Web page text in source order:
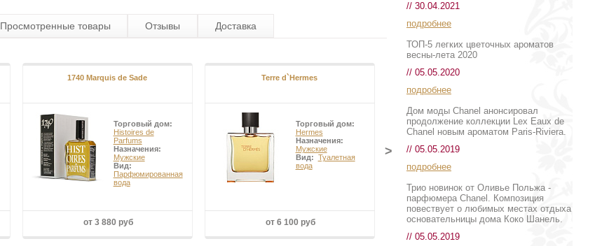
Просмотренные товары Отзывы Доставка
1740 Marquis de Sade
Торговый дом:
Histoires de
Parfums
Назначения:
Мужские
Вид:
Парфюмированная
вода
от 3 880 руб
Terre d`Hermes
Торговый дом:
Hermes
Назначения:
Мужские
Вид: Туалетная
вода
от 6 100 руб
Drakkar Noir
Торговый дом:
Guy Laroche
Подробнее
>
// 30.04.2021
подробнее
ТОП-5 легких цветочных ароматов
весны-лета 2020
// 05.05.2020
подробнее
Дом моды Chanel анонсировал
продолжение коллекции Lex Eaux de
Chanel новым ароматом Paris-Riviera.
// 05.05.2019
подробнее
Трио новинок от Оливье Польжа -
парфюмера Chanel. Композиция
повествует о любимых местах отдыха
основательницы дома Коко Шанель.
// 05.05.2019